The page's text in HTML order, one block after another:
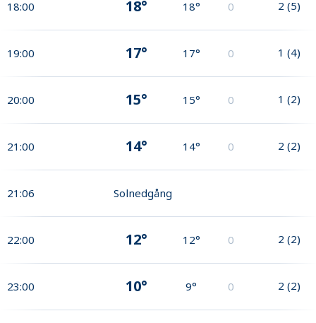
18:00 18° 18° 0 2 (5)
19:00 17° 17° 0 1 (4)
20:00 15° 15° 0 1 (2)
21:00 14° 14° 0 2 (2)
21:06 Solnedgång
22:00 12° 12° 0 2 (2)
23:00 10° 9° 0 2 (2)